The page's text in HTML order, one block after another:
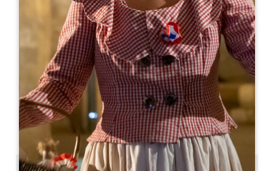
Petit Manseng
Pomerol
33500 Pomerol
05 57 55 28 20
Свяжитесь с нами
Вместимость U-образного помещения : 20
Вместимость театра : 50